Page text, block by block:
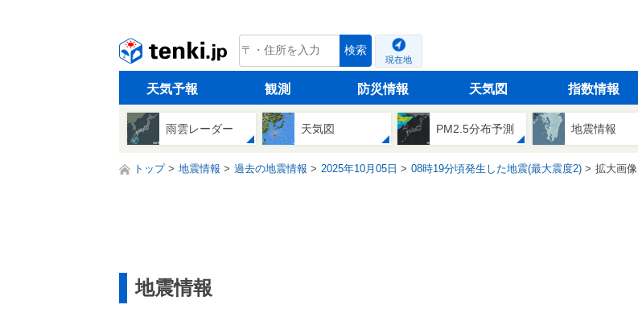
tenki.jp 検索
現在地
天気予報 観測 防災情報 天気図 指数情報
雨雲レーダー 天気図 PM2.5分布予測 地震情報
トップ 地震情報 過去の地震情報 2025年10月05日 08時19分頃発生した地震(最大震度2) 拡大画像
地震情報